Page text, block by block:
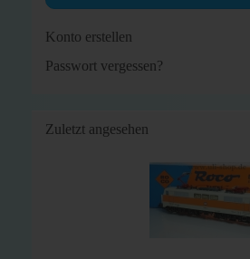
Konto erstellen
Passwort vergessen?
Zuletzt angesehen